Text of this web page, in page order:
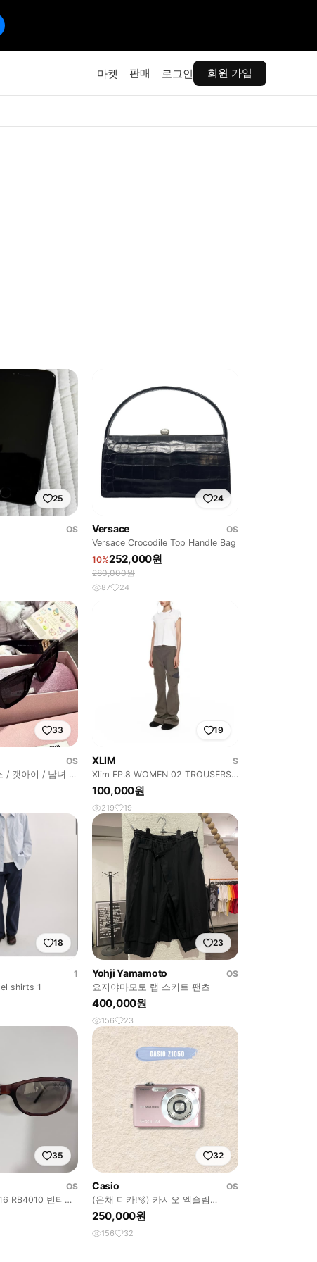
마켓 판매 로그인 회원 가입
25
OS
24
Versace
OS
Versace Crocodile Top Handle Bag
10%252,000원
280,000원
87 24
33
OS
/ 캣아이 / 남녀 공
19
XLIM
S
Xlim EP.8 WOMEN 02 TROUSERS
COLOR : LIG
100,000원
219 19
18
1
shirts 1
23
Yohji Yamamoto
OS
요지야마모토 랩 스커트 팬츠
400,000원
156 23
35
OS
RB4010 빈티지
클리
32
Casio
OS
(은채 디카!🫧) 카시오 엑슬림
Z1050 디카/디지털카메라
250,000원
156 32